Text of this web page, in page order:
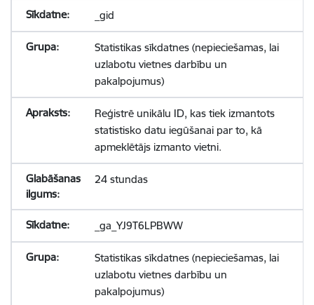
_gid
Statistikas sīkdatnes (nepieciešamas, lai
uzlabotu vietnes darbību un
pakalpojumus)
Reģistrē unikālu ID, kas tiek izmantots
statistisko datu iegūšanai par to, kā
apmeklētājs izmanto vietni.
24 stundas
_ga_YJ9T6LPBWW
Statistikas sīkdatnes (nepieciešamas, lai
uzlabotu vietnes darbību un
pakalpojumus)